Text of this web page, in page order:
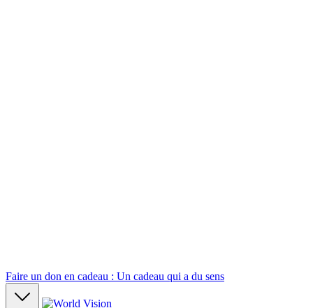
Faire un don en cadeau : Un cadeau qui a du sens